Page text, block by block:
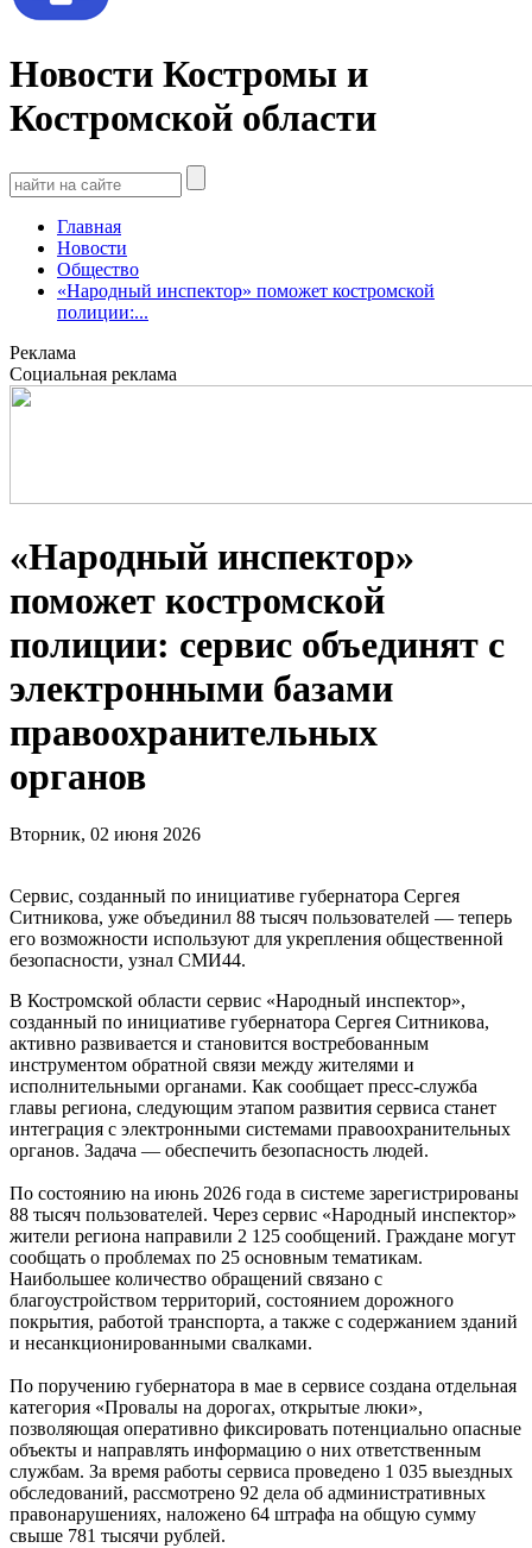
Новости Костромы и
Костромской области
Главная
Новости
Общество
«Народный инспектор» поможет костромской
полиции:...
Реклама
Социальная реклама
«Народный инспектор»
поможет костромской
полиции: сервис объединят с
электронными базами
правоохранительных
органов
Вторник, 02 июня 2026
Сервис, созданный по инициативе губернатора Сергея
Ситникова, уже объединил 88 тысяч пользователей — теперь
его возможности используют для укрепления общественной
безопасности, узнал СМИ44.
В Костромской области сервис «Народный инспектор»,
созданный по инициативе губернатора Сергея Ситникова,
активно развивается и становится востребованным
инструментом обратной связи между жителями и
исполнительными органами. Как сообщает пресс-служба
главы региона, следующим этапом развития сервиса станет
интеграция с электронными системами правоохранительных
органов. Задача — обеспечить безопасность людей.
По состоянию на июнь 2026 года в системе зарегистрированы
88 тысяч пользователей. Через сервис «Народный инспектор»
жители региона направили 2 125 сообщений. Граждане могут
сообщать о проблемах по 25 основным тематикам.
Наибольшее количество обращений связано с
благоустройством территорий, состоянием дорожного
покрытия, работой транспорта, а также с содержанием зданий
и несанкционированными свалками.
По поручению губернатора в мае в сервисе создана отдельная
категория «Провалы на дорогах, открытые люки»,
позволяющая оперативно фиксировать потенциально опасные
объекты и направлять информацию о них ответственным
службам. За время работы сервиса проведено 1 035 выездных
обследований, рассмотрено 92 дела об административных
правонарушениях, наложено 64 штрафа на общую сумму
свыше 781 тысячи рублей.